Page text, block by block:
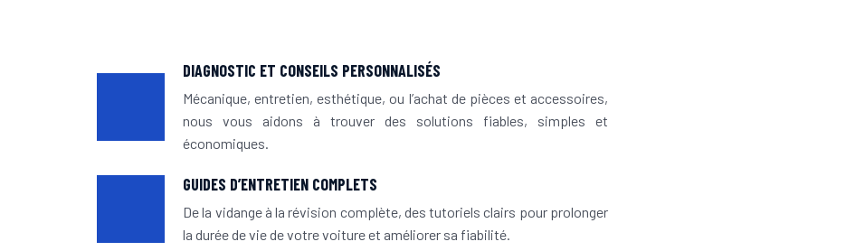
DIAGNOSTIC ET CONSEILS PERSONNALISÉS
Mécanique, entretien, esthétique, ou l’achat de pièces et accessoires,
nous vous aidons à trouver des solutions fiables, simples et
économiques.
GUIDES D’ENTRETIEN COMPLETS
De la vidange à la révision complète, des tutoriels clairs pour prolonger
la durée de vie de votre voiture et améliorer sa fiabilité.